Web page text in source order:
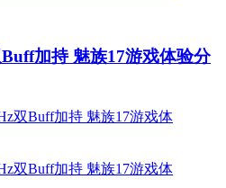
加持 魅族17游戏体验分